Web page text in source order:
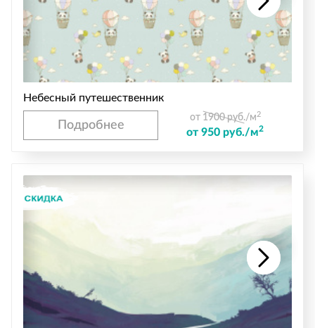
Небесный путешественник
Подробнее
от 1900 руб./м 2
от 950 руб./м2